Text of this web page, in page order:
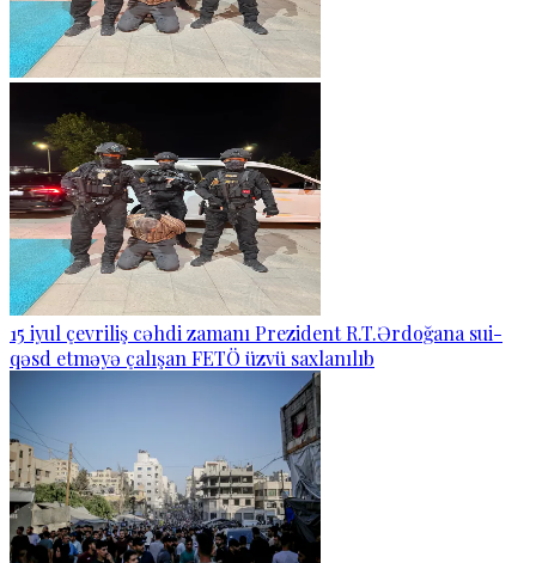
15 iyul çevriliş cəhdi zamanı Prezident R.T.Ərdoğana sui-
qəsd etməyə çalışan FETÖ üzvü saxlanılıb